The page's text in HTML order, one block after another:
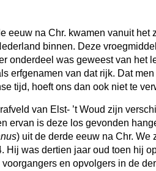
eeuw na Chr. kwamen vanuit
binnen. Deze
onderdeel was geweest van het
erfgenamen van dat rijk. Dat
tijd, hoeft ons dan ook niet te
van Elst- ’t Woud zijn
ervan is deze los gevonden
) uit de derde eeuw na Chr. We
Hij was dertien jaar oud toen hij
en opvolgers in de